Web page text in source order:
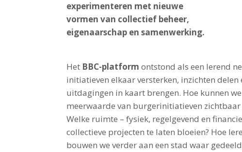
experimenteren met nieuwe
vormen van collectief beheer,
eigenaarschap en samenwerking.
Het BBC-platform ontstond als een lerend
initiatieven elkaar versterken, inzichten delen
uitdagingen in kaart brengen. Hoe kunnen
meerwaarde van burgerinitiatieven zichtbaar
Welke ruimte – fysiek, regelgevend en
collectieve projecten te laten bloeien? Hoe
bouwen we verder aan een stad waar